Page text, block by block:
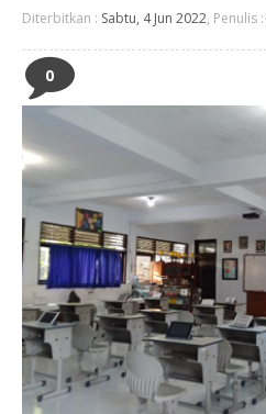
Diterbitkan : Sabtu, 4 Jun 2022, Penulis :
0